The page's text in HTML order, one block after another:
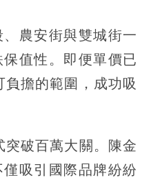
農安街與雙城街一
值性。即便單價已
擔的範圍，成功吸
破百萬大關。陳金
吸引國際品牌紛紛